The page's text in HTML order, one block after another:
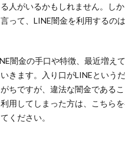
人がいるかもしれません。し
って、LINE闇金を利用するの
闇金の手口や特徴、最近増え
きます。入り口がLINEという
ちですが、違法な闇金である
用してしまった方は、こちら
ください。